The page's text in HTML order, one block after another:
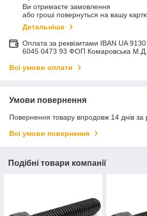
Ви отримаєте замовлення
або гроші повернуться на вашу
Детальніше
Оплата за реквізитами IBAN UA
6045 0473 93 ФОП Комаровська М.Д.
Всі умови оплати
Умови повернення
Повернення товару впродовж 14 днів за
Всі умови повернення
Подібні товари компанії